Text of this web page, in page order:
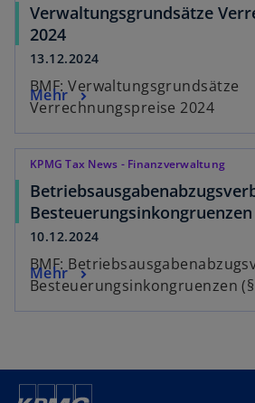
Verwaltungsgrundsätze
2024
13.12.2024
BMF: Verwaltungsgrundsätze
Verrechnungspreise 2024
Mehr
KPMG Tax News - Finanzverwaltung
Besteuerungsinkongruenzen
10.12.2024
BMF:
Besteuerungsinkongruenzen (§
Mehr